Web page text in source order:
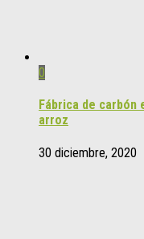
0
Fábrica de
arroz
30 diciembre, 2020